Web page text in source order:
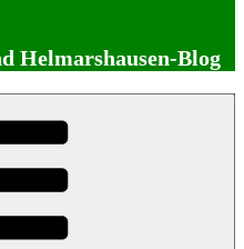
Helmarshausen-Blog